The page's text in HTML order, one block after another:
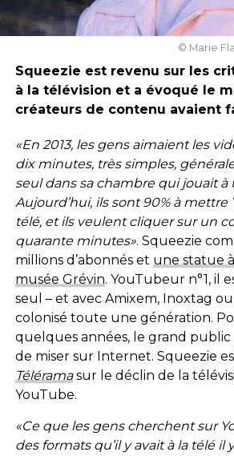
© Marie
Squeezie est revenu sur les
à la télévision et a évoqué le
créateurs de contenu avaient
«En 2013, les gens aimaient les
dix minutes, très simples,
seul dans sa chambre qui jouait à
Aujourd’hui, ils sont 90% à mettre
télé, et ils veulent cliquer sur un
quarante minutes». Squeezie
millions d’abonnés et une statue
musée Grévin. YouTubeur n°1, il
seul – et avec Amixem, Inoxtag
colonisé toute une génération.
quelques années, le grand
de miser sur Internet. Squeezie
Téléramasur le déclin de la
YouTube.
«Ce que les gens cherchent sur
des formats qu’il y avait à la télé il